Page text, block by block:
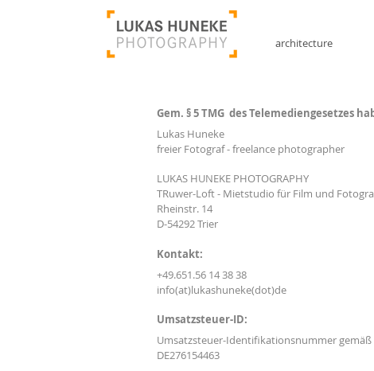
architecture
Gem. § 5 TMG des Telemediengesetzes
Lukas Huneke
freier Fotograf - freelance photographer
LUKAS HUNEKE PHOTOGRAPHY
TRuwer-Loft - Mietstudio für Film und
Rheinstr. 14
D-54292 Trier
Kontakt:
+49.651.56 14 38 38
info(at)lukashuneke(dot)de
Umsatzsteuer-ID:
Umsatzsteuer-Identifikationsnummer gemäß
DE276154463